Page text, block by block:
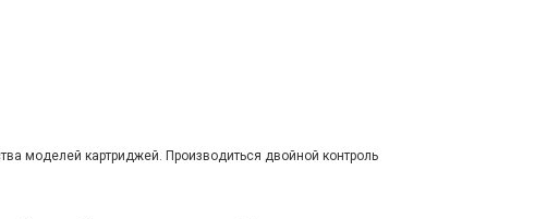
моделей картриджей. Производиться двойной контроль